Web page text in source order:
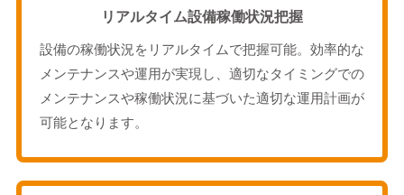
リアルタイム設備稼働状況把握
設備の稼働状況をリアルタイムで把握可能。効率的な
メンテナンスや運用が実現し、適切なタイミングでの
メンテナンスや稼働状況に基づいた適切な運用計画が
可能となります。